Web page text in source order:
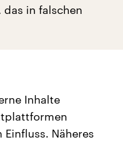
in falschen
Inhalte
Näheres